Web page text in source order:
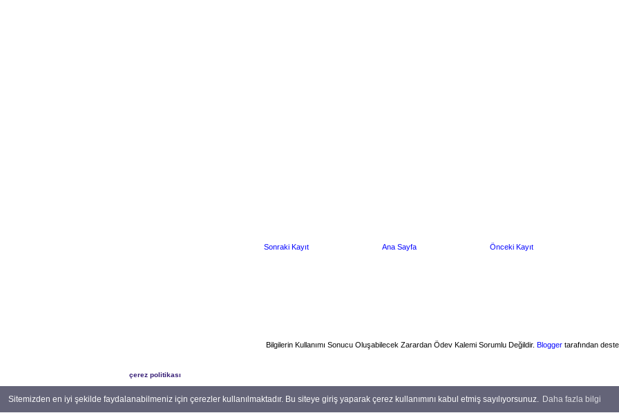
Sitemizden en iyi şekilde faydalanabilmeniz için çerezler kullanılmaktadır. Bu siteye giriş yaparak çerez kullanımını kabul etmiş sayılıyorsunuz. Daha fazla bilgi
Sonraki Kayıt Önceki Kayıt
Ana Sayfa
Bilgilerin Kullanımı Sonucu Oluşabilecek Zarardan Ödev Kalemi Sorumlu Değildir. Bloggertarafından
çerez politikası